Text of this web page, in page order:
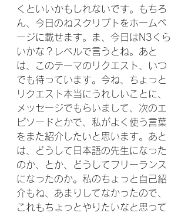
くといいかもしれないです。もちろ
ん、今日のねスクリプトをホームペ
ージに載せます。ま、今日はN3くら
いかな？レベルで言うとね。あと
は、このテーマのリクエスト、いつ
でも待っています。今ね、ちょっと
リクエスト本当にうれしいことに、
メッセージでもらいまして、次のエ
ピソードとかで、私がよく使う言葉
をまた紹介したいと思います。あと
は、どうして日本語の先生になった
のか、とか、どうしてフリーランス
になったのか。私のちょっと自己紹
介もね、あまりしてなかったので、
これもちょっとやりたいなと思って